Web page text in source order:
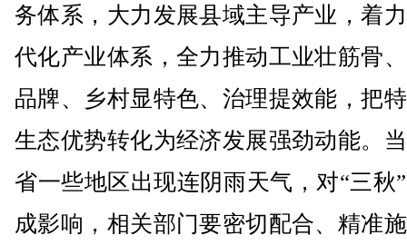
务体系，大力发展县域主导产业，着
代化产业体系，全力推动工业壮筋骨
品牌、乡村显特色、治理提效能，把
生态优势转化为经济发展强劲动能。
省一些地区出现连阴雨天气，对“三秋
成影响，相关部门要密切配合、精准